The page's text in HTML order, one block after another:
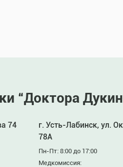
“Доктора
74
г. Усть-Лабинск, ул.
78А
Пн-Пт: 8:00 до 17:00
Медкомиссия: